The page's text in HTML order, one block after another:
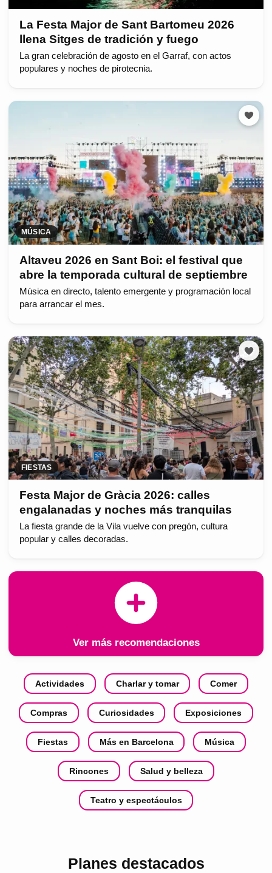
La Festa Major de Sant Bartomeu 2026
llena Sitges de tradición y fuego
La gran celebración de agosto en el Garraf, con actos
populares y noches de pirotecnia.
MÚSICA
Altaveu 2026 en Sant Boi: el festival que
abre la temporada cultural de septiembre
Música en directo, talento emergente y programación local
para arrancar el mes.
FIESTAS
Festa Major de Gràcia 2026: calles
engalanadas y noches más tranquilas
La fiesta grande de la Vila vuelve con pregón, cultura
popular y calles decoradas.
Ver más recomendaciones
Actividades Charlar y tomar Comer
Compras Curiosidades Exposiciones
Fiestas Más en Barcelona Música
Rincones Salud y belleza
Teatro y espectáculos
Planes destacados